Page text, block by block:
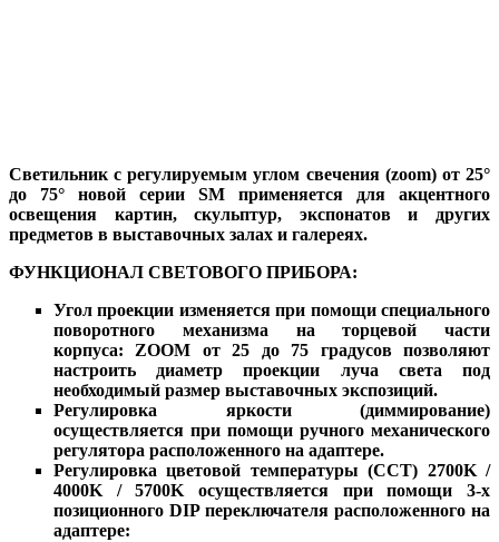
Светильник с регулируемым углом свечения (zoom) от 25°
до 75° новой серии SM применяется для акцентного
освещения картин,скульптур, экспонатов и других
предметов в выставочных залах и галереях.
ФУНКЦИОНАЛ СВЕТОВОГО ПРИБОРА:
Угол проекции изменяется при помощи специального
поворотного механизма на торцевой части
корпуса: ZOOM от 25 до 75 градусов позволяют
настроить диаметр проекции луча света под
необходимый размер выставочных экспозиций.
Регулировка яркости (диммирование)
осуществляется при помощи ручного механического
регулятора расположенного на адаптере.
Регулировка цветовой температуры (CCT) 2700K /
4000K / 5700K осуществляется при помощи 3-х
позиционного DIP переключателя расположенного на
адаптере: